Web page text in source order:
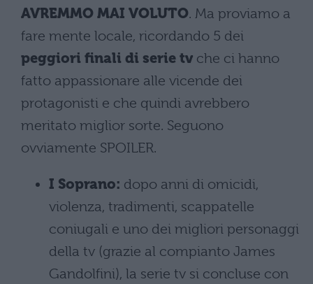
AVREMMO MAI VOLUTO. Ma proviamo a
fare mente locale, ricordando 5 dei
peggiori finali di serie tv che ci hanno
fatto appassionare alle vicende dei
protagonisti e che quindi avrebbero
meritato miglior sorte. Seguono
ovviamente SPOILER.
I Soprano: dopo anni di omicidi,
violenza, tradimenti, scappatelle
coniugali e uno dei migliori personaggi
della tv (grazie al compianto James
Gandolfini), la serie tv si concluse con